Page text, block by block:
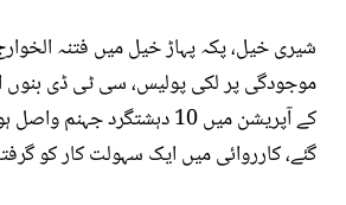
شیری خیل، پکہ پہاڑ خیل میں فتنہ
موجودگی پر لکی پولیس، سی ٹی ڈی بنوں
گئے، کارروائی میں ایک سہولت کار کو